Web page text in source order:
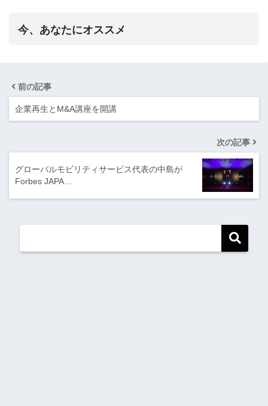
今、あなたにオススメ
前の記事
企業再生とM&A講座を開講
次の記事
グローバルモビリティサービス代表の中島が
Forbes JAPA…